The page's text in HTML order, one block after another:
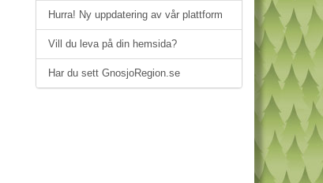
Hurra! Ny uppdatering av vår plattform
Vill du leva på din hemsida?
Har du sett GnosjoRegion.se